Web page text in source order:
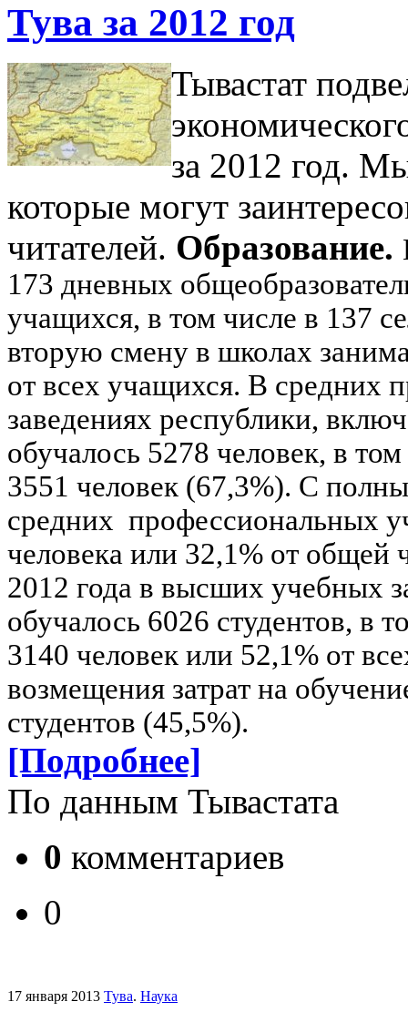
Тува за 2012 год
Тывастат
за 2012 год.
которые могут
читателей. Образование.
173 дневных
учащихся, в том числе в 137
вторую смену в школах
от всех учащихся. В средних
заведениях республики,
обучалось 5278 человек, в
3551 человек (67,3%). С
средних профессиональных
человека или 32,1% от общей
2012 года в высших учебных
обучалось 6026 студентов, в
3140 человек или 52,1% от
возмещения затрат на
студентов (45,5%).
[Подробнее]
По данным Тывастата
0 комментариев
0
17 января 2013 Тува. Наука